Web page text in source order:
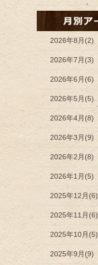
2026年8月(2)
2026年7月(3)
2026年6月(6)
2026年5月(5)
2026年4月(8)
2026年3月(9)
2026年2月(8)
2026年1月(5)
2025年12月(6)
2025年11月(6)
2025年10月(5)
2025年9月(9)